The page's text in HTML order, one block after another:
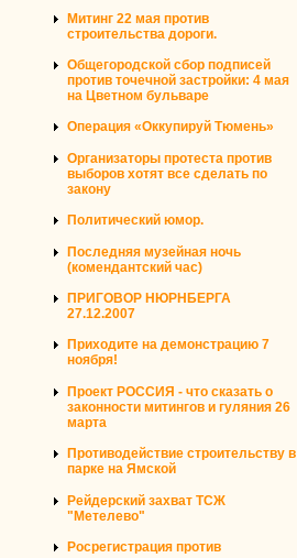
Митинг 22 мая против
строительства дороги.
Общегородской сбор подписей
против точечной застройки: 4 мая
на Цветном бульваре
Операция «Оккупируй Тюмень»
Организаторы протеста против
выборов хотят все сделать по
закону
Политический юмор.
Последняя музейная ночь
(комендантский час)
ПРИГОВОР НЮРНБЕРГА
27.12.2007
Приходите на демонстрацию 7
ноября!
Проект РОССИЯ - что сказать о
законности митингов и гуляния 26
марта
Противодействие строительству в
парке на Ямской
Рейдерский захват ТСЖ
"Метелево"
Росрегистрация против